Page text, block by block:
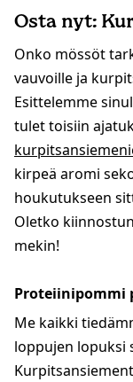
Osta nyt:
Onko mössöt
vauvoille ja
Esittelemme
tulet toisiin
kirpeä aromi
houkutukseen
Oletko
mekin!
Proteiinipommi
Me kaikki
loppujen lopuksi